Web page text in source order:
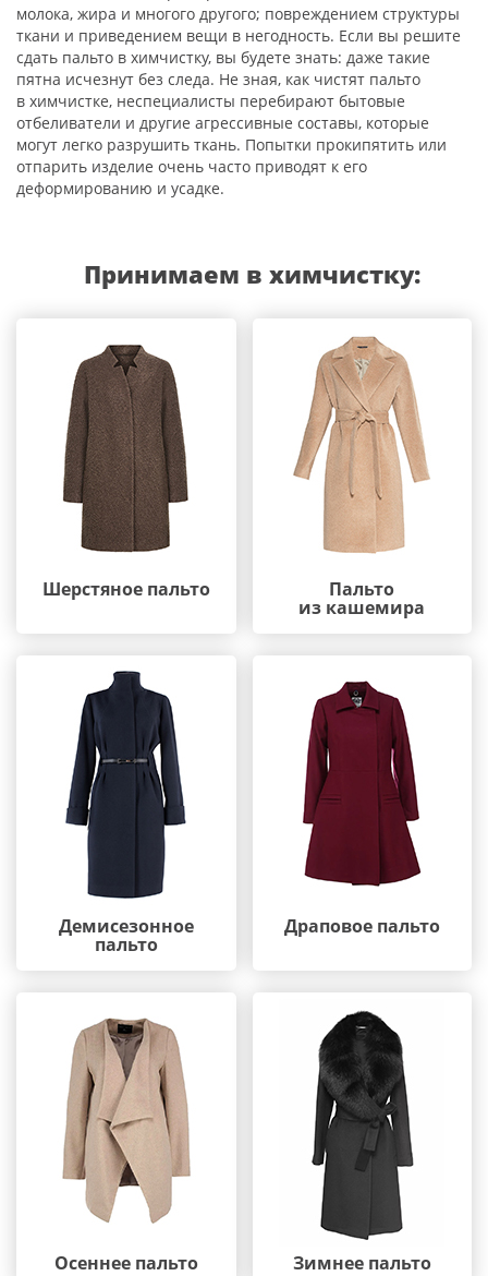
молока, жира и многого другого; повреждением структуры
ткани и приведением вещи в негодность. Если вы решите
сдать пальто в химчистку, вы будете знать: даже такие
пятна исчезнут без следа. Не зная, как чистят пальто
в химчистке, неспециалисты перебирают бытовые
отбеливатели и другие агрессивные составы, которые
могут легко разрушить ткань. Попытки прокипятить или
отпарить изделие очень часто приводят к его
деформированию и усадке.
Принимаем в химчистку:
Шерстяное пальто Пальто
из кашемира
Демисезонное
пальто
Драповое пальто
Осеннее пальто Зимнее пальто